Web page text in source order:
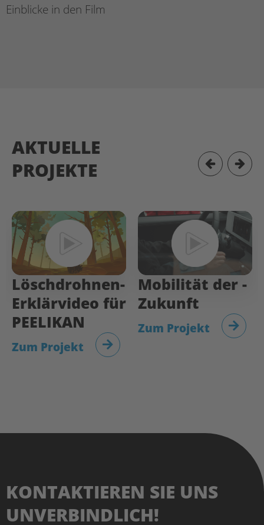
Einblicke in den Film
AKTUELLE
PROJEKTE
Löschdrohnen-
Erklärvideo für
PEELIKAN
Zum Projekt
Mobilität­ der­ ­
Zukunft
Zum Projekt
KONTAKTIEREN SIE UNS
UNVERBINDLICH!